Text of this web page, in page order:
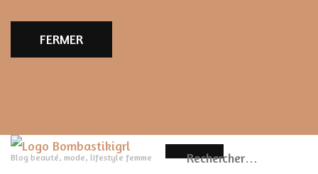
FERMER
Rechercher :
Blog beauté, mode, lifestyle femme